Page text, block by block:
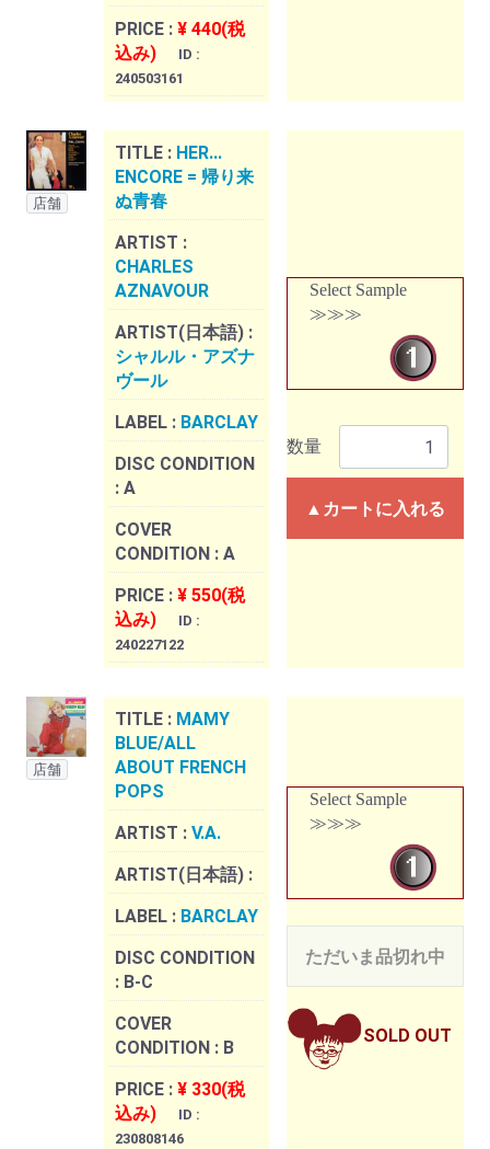
PRICE : ¥ 440(税
込み)
ID :
240503161
店舗
TITLE : HER...
ENCORE = 帰り来
ぬ青春
ARTIST :
CHARLES
AZNAVOUR
ARTIST(日本語) :
シャルル・アズナ
ヴール
LABEL : BARCLAY
DISC CONDITION
: A
COVER
CONDITION : A
PRICE : ¥ 550(税
込み)
ID :
240227122
Select Sample
≫≫≫
数量
▲カートに入れる
店舗
TITLE : MAMY
BLUE/ALL
ABOUT FRENCH
POPS
ARTIST : V.A.
ARTIST(日本語) :
LABEL : BARCLAY
DISC CONDITION
: B-C
COVER
CONDITION : B
PRICE : ¥ 330(税
込み)
ID :
230808146
Select Sample
≫≫≫
ただいま品切れ中
SOLD OUT